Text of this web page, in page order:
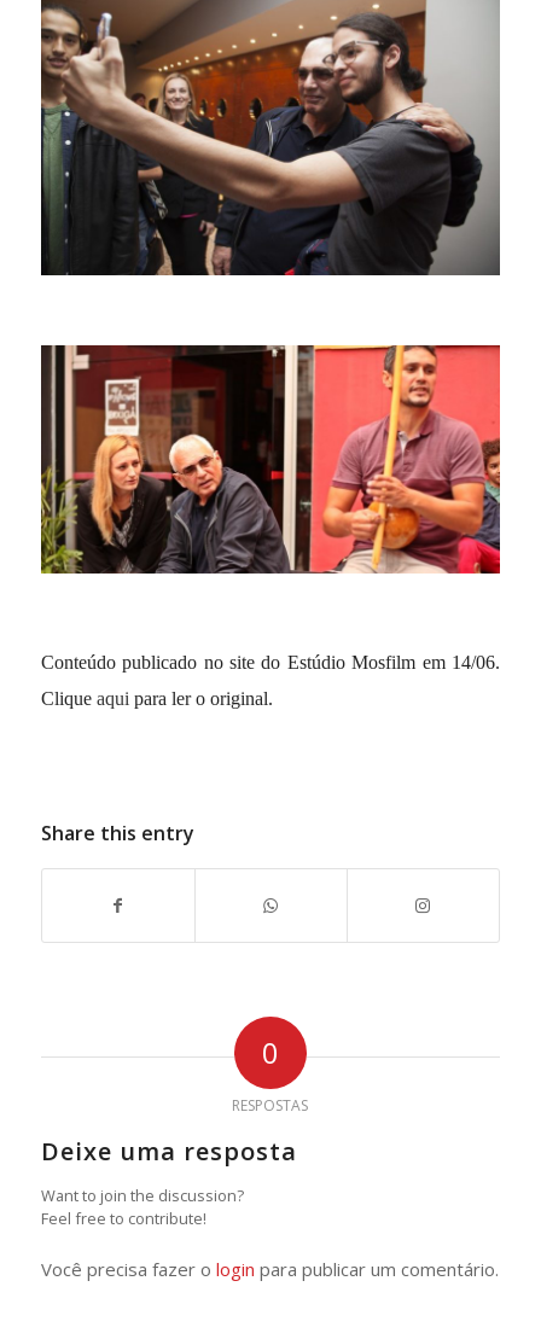
Conteúdo publicado no site do Estúdio Mosfilm em 14/06.
Clique aqui para ler o original.
Share this entry
0
RESPOSTAS
Deixe uma resposta
Want to join the discussion?
Feel free to contribute!
Você precisa fazer o login para publicar um comentário.